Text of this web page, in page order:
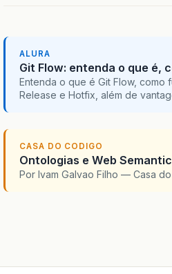
ALURA
Git Flow: entenda o que é,
Entenda o que é Git Flow, como
Release e Hotfix, além de
CASA DO CODIGO
Ontologias e Web
Por Ivam Galvao Filho — Casa